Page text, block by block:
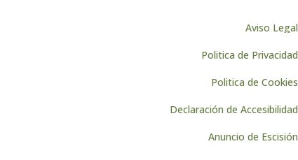
Aviso Legal
Politica de Privacidad
Politica de Cookies
Declaración de Accesibilidad
Anuncio de Escisión